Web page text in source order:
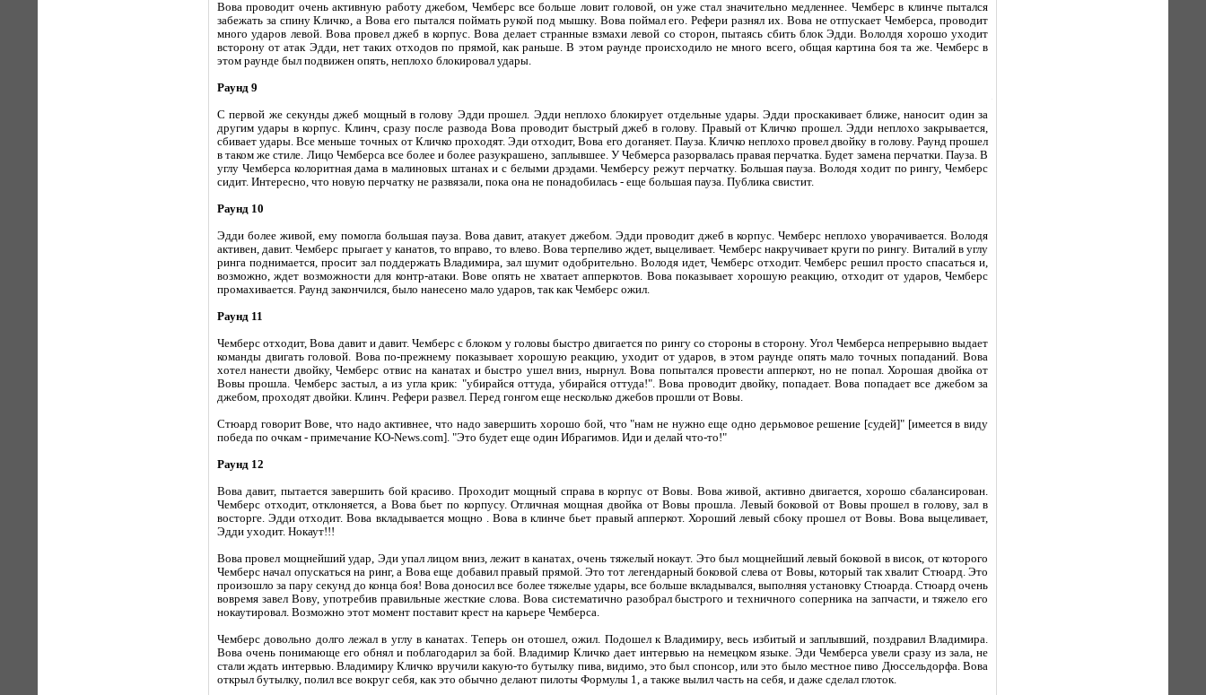
Вова проводит очень активную работу джебом, Чемберс все больше ловит головой, он уже стал значительно медленнее. Чемберс в клинче пытался
забежать за спину Кличко, а Вова его пытался поймать рукой под мышку. Вова поймал его. Рефери разнял их. Вова не отпускает Чемберса, проводит
много ударов левой. Вова провел джеб в корпус. Вова делает странные взмахи левой со сторон, пытаясь сбить блок Эдди. Вололдя хорошо уходит
всторону от атак Эдди, нет таких отходов по прямой, как раньше. В этом раунде происходило не много всего, общая картина боя та же. Чемберс в
этом раунде был подвижен опять, неплохо блокировал удары.
Раунд 9
С первой же секунды джеб мощный в голову Эдди прошел. Эдди неплохо блокирует отдельные удары. Эдди проскакивает ближе, наносит один за
другим удары в корпус. Клинч, сразу после развода Вова проводит быстрый джеб в голову. Правый от Кличко прошел. Эдди неплохо закрывается,
сбивает удары. Все меньше точных от Кличко проходят. Эди отходит, Вова его доганяет. Пауза. Кличко неплохо провел двойку в голову. Раунд прошел
в таком же стиле. Лицо Чемберса все более и более разукрашено, заплывшее. У Чебмерса разорвалась правая перчатка. Будет замена перчатки. Пауза. В
углу Чемберса колоритная дама в малиновых штанах и с белыми дрэдами. Чемберсу режут перчатку. Большая пауза. Володя ходит по рингу, Чемберс
сидит. Интересно, что новую перчатку не развязали, пока она не понадобилась - еще большая пауза. Публика свистит.
Раунд 10
Эдди более живой, ему помогла большая пауза. Вова давит, атакует джебом. Эдди проводит джеб в корпус. Чемберс неплохо уворачивается. Володя
активен, давит. Чемберс прыгает у канатов, то вправо, то влево. Вова терпеливо ждет, выцеливает. Чемберс накручивает круги по рингу. Виталий в углу
ринга поднимается, просит зал поддержать Владимира, зал шумит одобрительно. Володя идет, Чемберс отходит. Чемберс решил просто спасаться и,
возможно, ждет возможности для контр-атаки. Вове опять не хватает апперкотов. Вова показывает хорошую реакцию, отходит от ударов, Чемберс
промахивается. Раунд закончился, было нанесено мало ударов, так как Чемберс ожил.
Раунд 11
Чемберс отходит, Вова давит и давит. Чемберс с блоком у головы быстро двигается по рингу со стороны в сторону. Угол Чемберса непрерывно выдает
команды двигать головой. Вова по-прежнему показывает хорошую реакцию, уходит от ударов, в этом раунде опять мало точных попаданий. Вова
хотел нанести двойку, Чемберс отвис на канатах и быстро ушел вниз, нырнул. Вова попытался провести апперкот, но не попал. Хорошая двойка от
Вовы прошла. Чемберс застыл, а из угла крик: "убирайся оттуда, убирайся оттуда!". Вова проводит двойку, попадает. Вова попадает все джебом за
джебом, проходят двойки. Клинч. Рефери развел. Перед гонгом еще несколько джебов прошли от Вовы.
Стюард говорит Вове, что надо активнее, что надо завершить хорошо бой, что "нам не нужно еще одно дерьмовое решение [судей]" [имеется в виду
победа по очкам - примечание KO-News.com]. "Это будет еще один Ибрагимов. Иди и делай что-то!"
Раунд 12
Вова давит, пытается завершить бой красиво. Проходит мощный справа в корпус от Вовы. Вова живой, активно двигается, хорошо сбалансирован.
Чемберс отходит, отклоняется, а Вова бьет по корпусу. Отличная мощная двойка от Вовы прошла. Левый боковой от Вовы прошел в голову, зал в
восторге. Эдди отходит. Вова вкладывается мощно . Вова в клинче бьет правый апперкот. Хороший левый сбоку прошел от Вовы. Вова выцеливает,
Эдди уходит. Нокаут!!!
Вова провел мощнейший удар, Эди упал лицом вниз, лежит в канатах, очень тяжелый нокаут. Это был мощнейший левый боковой в висок, от которого
Чемберс начал опускаться на ринг, а Вова еще добавил правый прямой. Это тот легендарный боковой слева от Вовы, который так хвалит Стюард. Это
произошло за пару секунд до конца боя! Вова доносил все более тяжелые удары, все больше вкладывался, выполняя установку Стюарда. Стюард очень
вовремя завел Вову, употребив правильные жесткие слова. Вова систематично разобрал быстрого и техничного соперника на запчасти, и тяжело его
нокаутировал. Возможно этот момент поставит крест на карьере Чемберса.
Чемберс довольно долго лежал в углу в канатах. Теперь он отошел, ожил. Подошел к Владимиру, весь избитый и заплывший, поздравил Владимира.
Вова очень понимающе его обнял и поблагодарил за бой. Владимир Кличко дает интервью на немецком языке. Эди Чемберса увели сразу из зала, не
стали ждать интервью. Владимиру Кличко вручили какую-то бутылку пива, видимо, это был спонсор, или это было местное пиво Дюссельдорфа. Вова
открыл бутылку, полил все вокруг себя, как это обычно делают пилоты Формулы 1, а также вылил часть на себя, и даже сделал глоток.